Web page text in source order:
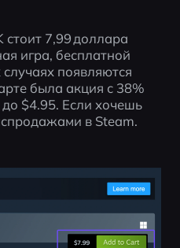
7,99 доллара
игра, бесплатной
появляются
была акция с 38%
$4.95. Если хочешь
в Steam.